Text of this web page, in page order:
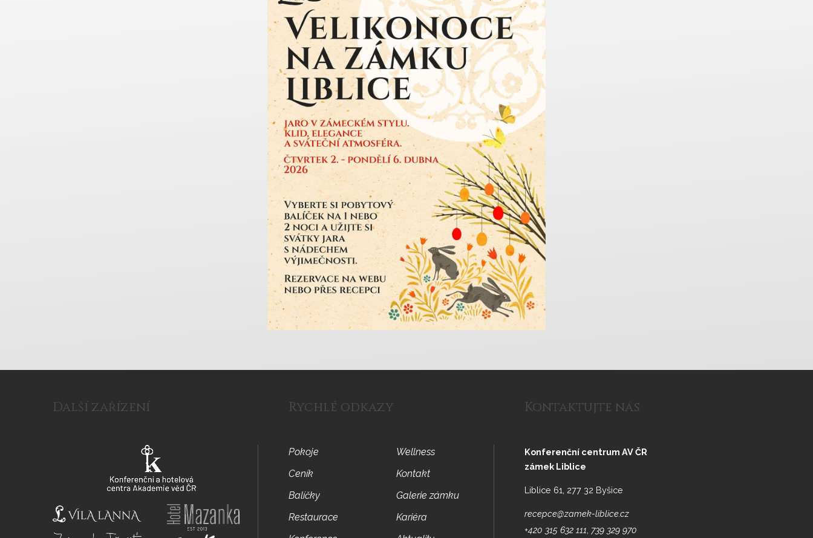
Další zařízení Rychlé odkazy
Pokoje
Ceník
Balíčky
Restaurace
Wellness
Kontakt
Galerie zámku
Kariéra
Kontaktujte nás
Konferenční centrum AV ČR
zámek Liblice
Liblice 61, 277 32 Byšice
recepce@zamek-liblice.cz
+420 315 632 111 739 329 970